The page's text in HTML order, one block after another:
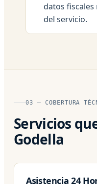
datos fiscales
del servicio.
03 — COBERTURA
Servicios
Godella
Asistencia 24